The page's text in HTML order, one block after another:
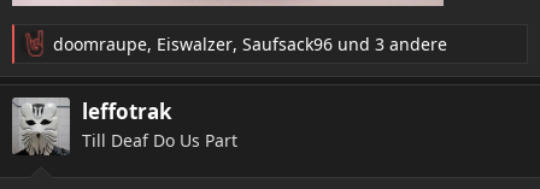
R
e
a
k
t
doomraupe, Eiswalzer, Saufsack96 und 3 andere
leffotrak
Till Deaf Do Us Part